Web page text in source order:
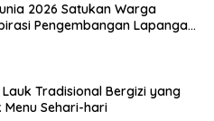
2026 Satukan Warga
Pengembangan Lapangan
Lauk Tradisional Bergizi yang
Menu Sehari-hari